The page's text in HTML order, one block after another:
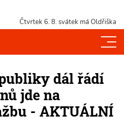
Čtvrtek 6. 8. svátek má Oldřiška
dál řádí
jde na
- AKTUÁLNÍ